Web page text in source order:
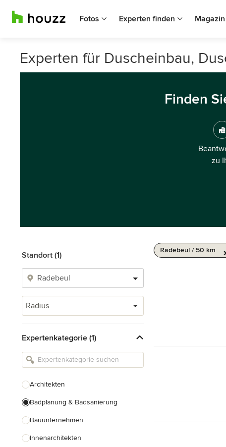
Fotos Experten finden Magazin
Experten für Duscheinbau,
Finden
zu
Standort (1)
Radius
Expertenkategorie (1)
Architekten
Badplanung & Badsanierung
Bauunternehmen
Innenarchitekten
Radebeul / 50 km